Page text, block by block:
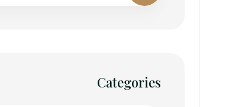
Categories